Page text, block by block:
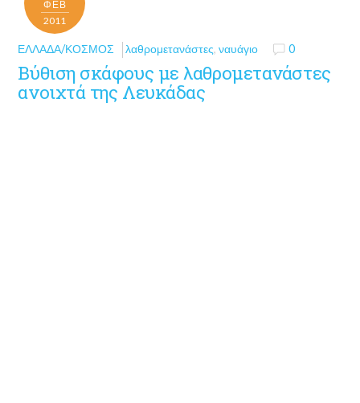
ΦΕΒ
2011
ΕΛΛΆΔΑ/ΚΌΣΜΟΣ λαθρομετανάστες,ναυάγιο 0
Βύθιση σκάφους με λαθρομετανάστες
ανοιχτά της Λευκάδας